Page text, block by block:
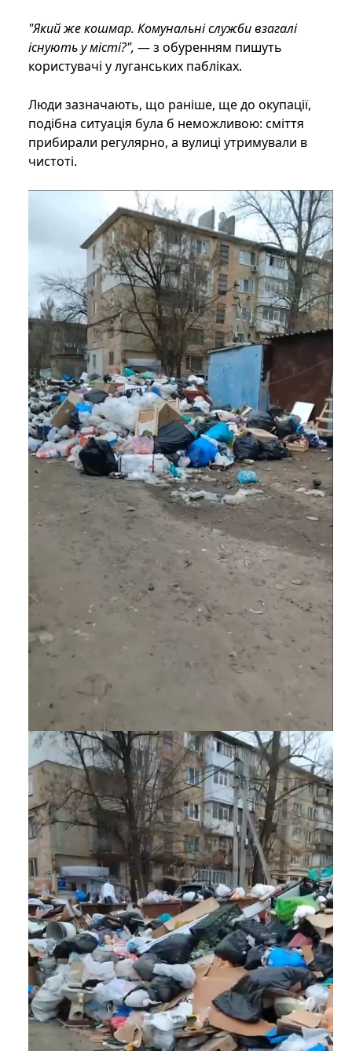
"Який же кошмар. Комунальні служби взагалі
існують у місті?", — з обуренням пишуть
користувачі у луганських пабліках.
Люди зазначають, що раніше, ще до окупації,
подібна ситуація була б неможливою: сміття
прибирали регулярно, а вулиці утримували в
чистоті.